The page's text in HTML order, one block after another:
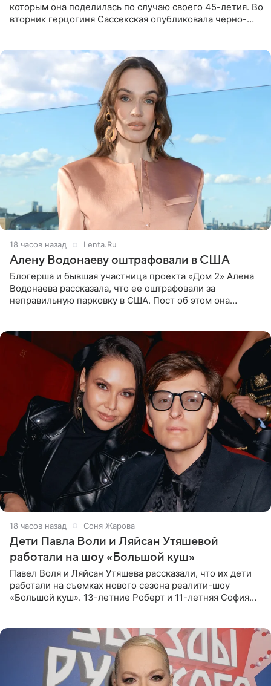
которым она поделилась по случаю своего 45-летия. Во
вторник герцогиня Сассекская опубликовала черно-
18 часов назад Lenta.Ru
Алену Водонаеву оштрафовали в США
Блогерша и бывшая участница проекта «Дом 2» Алена
Водонаева рассказала, что ее оштрафовали за
неправильную парковку в США. Пост об этом она
18 часов назад Соня Жарова
Дети Павла Воли и Ляйсан Утяшевой
работали на шоу «Большой куш»
Павел Воля и Ляйсан Утяшева рассказали, что их дети
работали на съемках нового сезона реалити-шоу
«Большой куш». 13-летние Роберт и 11-летняя София